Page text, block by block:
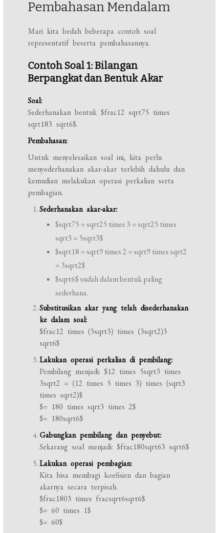
Pembahasan Mendalam
Mari kita bedah beberapa contoh soal
representatif beserta pembahasannya.
Contoh Soal 1: Bilangan
Berpangkat dan Bentuk Akar
Soal:
Sederhanakan bentuk $frac12 sqrt75 times
sqrt183 sqrt6$.
Pembahasan:
Untuk menyelesaikan soal ini, kita perlu
menyederhanakan akar-akar terlebih dahulu dan
kemudian melakukan operasi perkalian serta
pembagian.
Sederhanakan akar-akar:
$sqrt75 = sqrt25 times 3 = sqrt25 times
sqrt3 = 5sqrt3$
$sqrt18 = sqrt9 times 2 = sqrt9 times sqrt2
= 3sqrt2$
$sqrt6$ sudah dalam bentuk paling
sederhana.
Substitusikan akar yang telah disederhanakan
ke dalam soal:
$frac12 times (5sqrt3) times (3sqrt2)3
sqrt6$
Lakukan operasi perkalian di pembilang:
Pembilang menjadi: $12 times 5sqrt3 times
3sqrt2 = (12 times 5 times 3) times (sqrt3
times sqrt2)$
$= 180 times sqrt3 times 2$
$= 180sqrt6$
Gabungkan pembilang dan penyebut:
Sekarang soal menjadi: $frac180sqrt63 sqrt6$
Lakukan operasi pembagian:
Kita bisa membagi koefisien dan bagian
akarnya secara terpisah.
$frac1803 times fracsqrt6sqrt6$
$= 60 times 1$
$= 60$